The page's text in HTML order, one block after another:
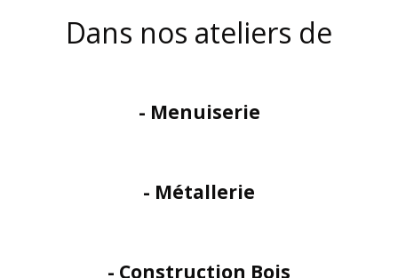
Dans nos ateliers de
- Menuiserie
- Métallerie
- Construction Bois